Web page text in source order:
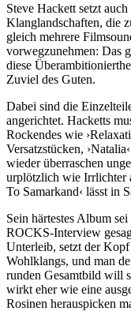
Steve Hackett setzt
Klanglandschaften, die
gleich mehrere
vorwegzunehmen: Das
diese
Zuviel des Guten.
Dabei sind die
angerichtet. Hacketts
Rockendes wie
Versatzstücken,
wieder überraschen
urplötzlich wie Irrlichter
To Samarkand‹ lässt in
Sein härtestes Album
ROCKS-Interview
Unterleib, setzt der
Wohlklangs, und man
runden Gesamtbild will
wirkt eher wie eine
Rosinen herauspicken